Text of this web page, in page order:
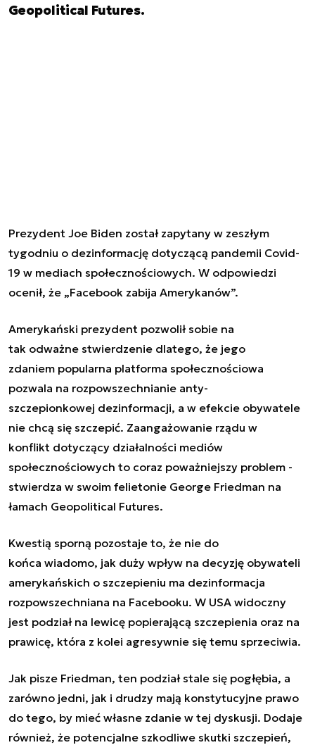
Geopolitical Futures.
Prezydent Joe Biden został zapytany w zeszłym
tygodniu o dezinformację dotyczącą pandemii Covid-
19 w mediach społecznościowych. W odpowiedzi
ocenił, że „Facebook zabija Amerykanów”.
Amerykański prezydent pozwolił sobie na
tak odważne stwierdzenie dlatego, że jego
zdaniem popularna platforma społecznościowa
pozwala na rozpowszechnianie anty-
szczepionkowej dezinformacji, a w efekcie obywatele
nie chcą się szczepić. Zaangażowanie rządu w
konflikt dotyczący działalności mediów
społecznościowych to coraz poważniejszy problem -
stwierdza w swoim felietonie George Friedman na
łamach Geopolitical Futures.
Kwestią sporną pozostaje to, że nie do
końca wiadomo, jak duży wpływ na decyzję obywateli
amerykańskich o szczepieniu ma dezinformacja
rozpowszechniana na Facebooku. W USA widoczny
jest podział na lewicę popierającą szczepienia oraz na
prawicę, która z kolei agresywnie się temu sprzeciwia.
Jak pisze Friedman, ten podział stale się pogłębia, a
zarówno jedni, jak i drudzy mają konstytucyjne prawo
do tego, by mieć własne zdanie w tej dyskusji. Dodaje
również, że potencjalne szkodliwe skutki szczepień,